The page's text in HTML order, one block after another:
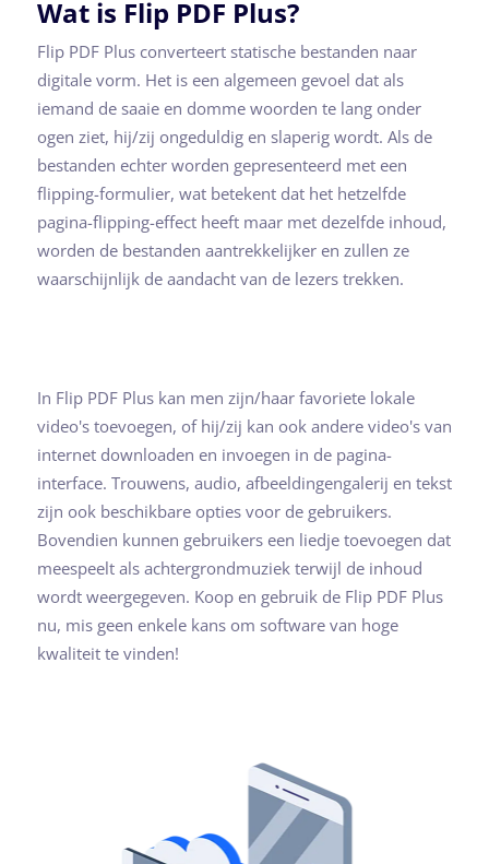
Wat is Flip PDF Plus?
Flip PDF Plus converteert statische bestanden naar
digitale vorm. Het is een algemeen gevoel dat als
iemand de saaie en domme woorden te lang onder
ogen ziet, hij/zij ongeduldig en slaperig wordt. Als de
bestanden echter worden gepresenteerd met een
flipping-formulier, wat betekent dat het hetzelfde
pagina-flipping-effect heeft maar met dezelfde inhoud,
worden de bestanden aantrekkelijker en zullen ze
waarschijnlijk de aandacht van de lezers trekken.
In Flip PDF Plus kan men zijn/haar favoriete lokale
video's toevoegen, of hij/zij kan ook andere video's van
internet downloaden en invoegen in de pagina-
interface. Trouwens, audio, afbeeldingengalerij en tekst
zijn ook beschikbare opties voor de gebruikers.
Bovendien kunnen gebruikers een liedje toevoegen dat
meespeelt als achtergrondmuziek terwijl de inhoud
wordt weergegeven. Koop en gebruik de Flip PDF Plus
nu, mis geen enkele kans om software van hoge
kwaliteit te vinden!